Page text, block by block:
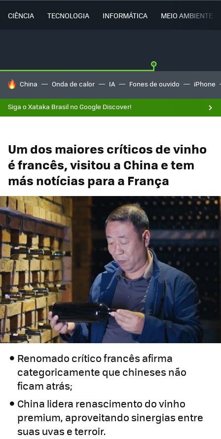
CIÊNCIA TECNOLOGIA INFORMÁTICA MEIO AMBIENTE
TENDÊNCIAS DO DIA
China Onda de calor IA Fones de ouvido iPhone
Siga o Xataka Brasil no Google Discover!
Um dos maiores críticos de vinho
é francês, visitou a China e tem
más notícias para a França
Renomado crítico francês afirma
categoricamente que chineses não
ficam atrás;
China lidera renascimento do vinho
premium, aproveitando sinergias entre
suas uvas e terroir.